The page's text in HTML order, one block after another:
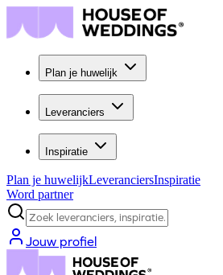
Plan je huwelijk
Leveranciers
Inspiratie
Plan je huwelijkLeveranciersInspiratie
Word partner
Zoek
Jouw profiel